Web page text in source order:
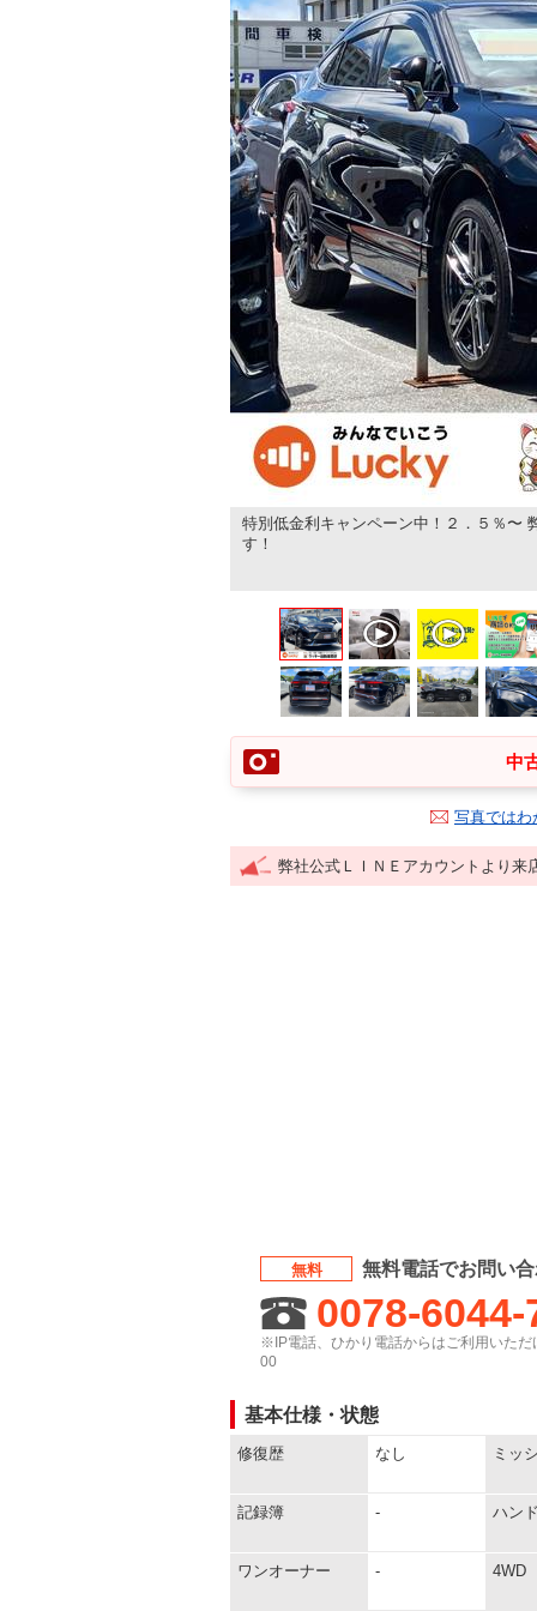
特別低金利キャンペーン中！２．５％〜
す！
中
写真ではわ
弊社公式ＬＩＮＥアカウントより来
無料 無料電話でお問い
0078-
※IP電話、ひかり電話からはご利用いた
00
基本仕様・状態
修復歴 なし ミッ
記録簿 - ハン
ワンオーナー - 4WD